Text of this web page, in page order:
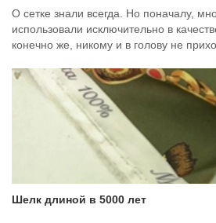
О сетке знали всегда. Но поначалу,
использовали исключительно в
конечно же, никому и в голову не
Шелк длиной в 5000 лет